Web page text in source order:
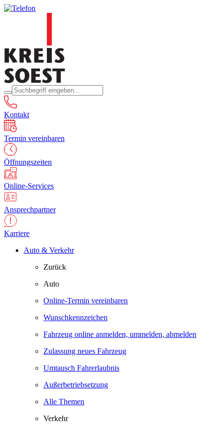
Kontakt
Termin vereinbaren
Öffnungszeiten
Online-Services
Ansprechpartner
Karriere
Auto & Verkehr
Zurück
Auto
Online-Termin vereinbaren
Wunschkennzeichen
Fahrzeug online anmelden, ummelden, abmelden
Zulassung neues Fahrzeug
Umtausch Fahrerlaubnis
Außerbetriebsetzung
Alle Themen
Verkehr